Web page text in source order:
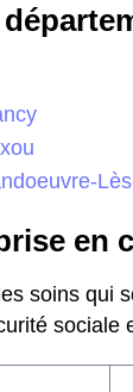
en
soins qui
sociale